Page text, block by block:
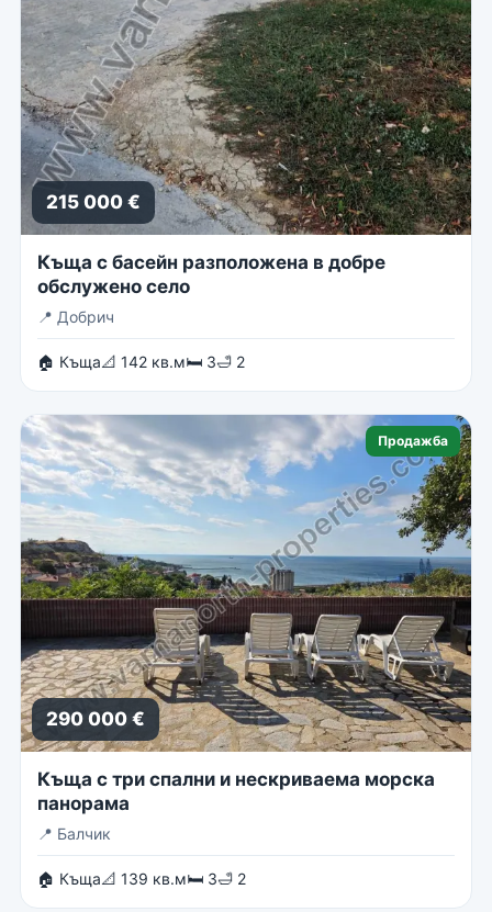
215 000 €
Къща с басейн разположена в добре
обслужено село
📍 Добрич
🏠 Къща📐 142 кв.м🛏 3🛁 2
Продажба
290 000 €
Къща с три спални и нескриваема морска
панорама
📍 Балчик
🏠 Къща📐 139 кв.м🛏 3🛁 2